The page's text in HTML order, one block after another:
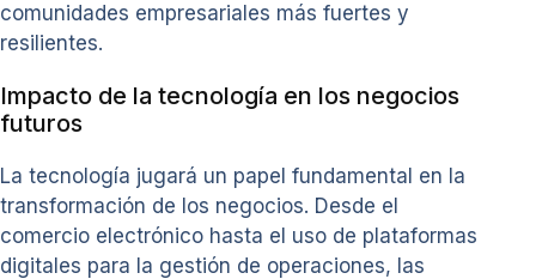
comunidades empresariales más fuertes y
resilientes.
Impacto de la tecnología en los negocios
futuros
La tecnología jugará un papel fundamental en la
transformación de los negocios. Desde el
comercio electrónico hasta el uso de plataformas
digitales para la gestión de operaciones, las